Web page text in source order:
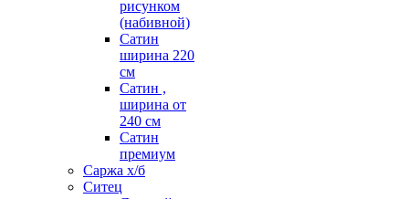
рисунком
(набивной)
Сатин
ширина 220
см
Сатин ,
ширина от
240 см
Сатин
премиум
Саржа х/б
Ситец